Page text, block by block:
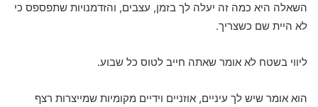
השאלה היא כמה זה יעלה לך בזמן, עצבים, והזדמנויות שתפספס כי
לא היית שם כשצריך.
ליווי בשטח לא אומר שאתה חייב לטוס כל שבוע.
הוא אומר שיש לך עיניים, אוזניים וידיים מקומיות שמייצרות רצף